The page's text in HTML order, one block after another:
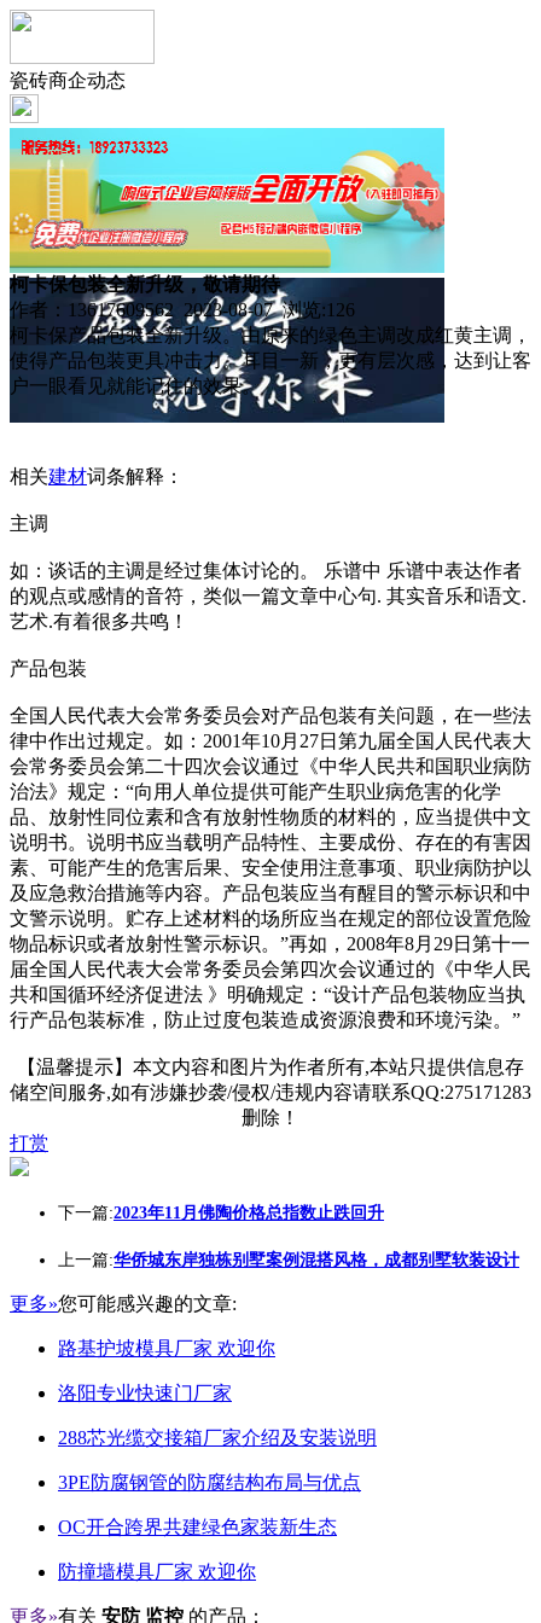
瓷砖商企动态
柯卡保包装全新升级，敬请期待
作者：13617609562 2023-08-07 浏览:126
柯卡保产品包装全新升级。由原来的绿色主调改成红黄主调，
使得产品包装更具冲击力。耳目一新，更有层次感，达到让客
户一眼看见就能记住的效果。
相关建材词条解释：
主调
如：谈话的主调是经过集体讨论的。 乐谱中 乐谱中表达作者
的观点或感情的音符，类似一篇文章中心句. 其实音乐和语文.
艺术.有着很多共鸣！
产品包装
全国人民代表大会常务委员会对产品包装有关问题，在一些法
律中作出过规定。如：2001年10月27日第九届全国人民代表大
会常务委员会第二十四次会议通过《中华人民共和国职业病防
治法》规定：“向用人单位提供可能产生职业病危害的化学
品、放射性同位素和含有放射性物质的材料的，应当提供中文
说明书。说明书应当载明产品特性、主要成份、存在的有害因
素、可能产生的危害后果、安全使用注意事项、职业病防护以
及应急救治措施等内容。产品包装应当有醒目的警示标识和中
文警示说明。贮存上述材料的场所应当在规定的部位设置危险
物品标识或者放射性警示标识。”再如，2008年8月29日第十一
届全国人民代表大会常务委员会第四次会议通过的《中华人民
共和国循环经济促进法 》明确规定：“设计产品包装物应当执
行产品包装标准，防止过度包装造成资源浪费和环境污染。”
【温馨提示】本文内容和图片为作者所有,本站只提供信息存
储空间服务,如有涉嫌抄袭/侵权/违规内容请联系QQ:275171283
删除！
打赏
下一篇:2023年11月佛陶价格总指数止跌回升
上一篇:华侨城东岸独栋别墅案例混搭风格，成都别墅软装设计
更多»您可能感兴趣的文章:
路基护坡模具厂家 欢迎你
洛阳专业快速门厂家
288芯光缆交接箱厂家介绍及安装说明
3PE防腐钢管的防腐结构布局与优点
OC开合跨界共建绿色家装新生态
防撞墙模具厂家 欢迎你
更多»有关 安防 监控 的产品：